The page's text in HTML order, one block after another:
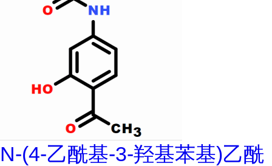
N-(4-乙酰基-3-羟基苯基)乙酰